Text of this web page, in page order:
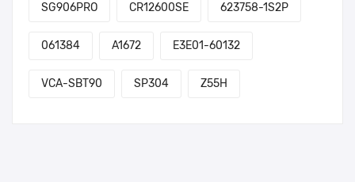
SG906PRO CR12600SE 623758-1S2P
061384 A1672 E3E01-60132
VCA-SBT90 SP304 Z55H